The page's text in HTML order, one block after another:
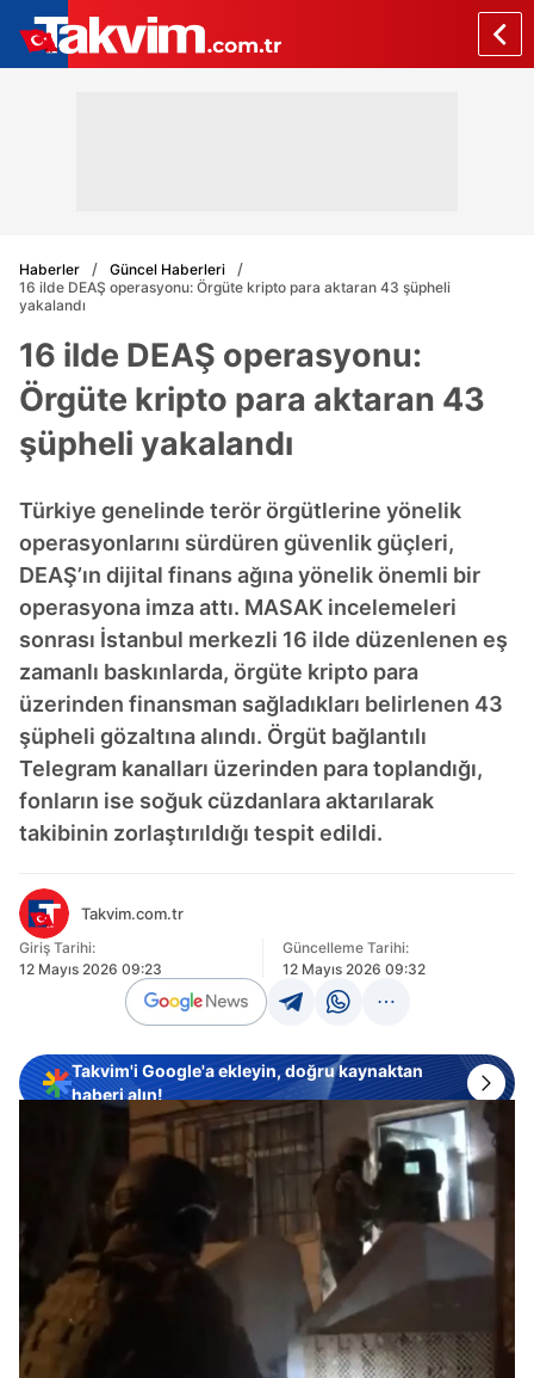
Haberler
Güncel Haberleri
16 ilde DEAŞ operasyonu: Örgüte kripto para aktaran 43 şüpheli
yakalandı
16 ilde DEAŞ operasyonu:
Örgüte kripto para aktaran 43
şüpheli yakalandı
Türkiye genelinde terör örgütlerine yönelik
operasyonlarını sürdüren güvenlik güçleri,
DEAŞ’ın dijital finans ağına yönelik önemli bir
operasyona imza attı. MASAK incelemeleri
sonrası İstanbul merkezli 16 ilde düzenlenen eş
zamanlı baskınlarda, örgüte kripto para
üzerinden finansman sağladıkları belirlenen 43
şüpheli gözaltına alındı. Örgüt bağlantılı
Telegram kanalları üzerinden para toplandığı,
fonların ise soğuk cüzdanlara aktarılarak
takibinin zorlaştırıldığı tespit edildi.
Takvim.com.tr
Giriş Tarihi:
12 Mayıs 2026 09:23
Güncelleme Tarihi:
12 Mayıs 2026 09:32
Takvim'i Google'a ekleyin, doğru kaynaktan
haberi alın!